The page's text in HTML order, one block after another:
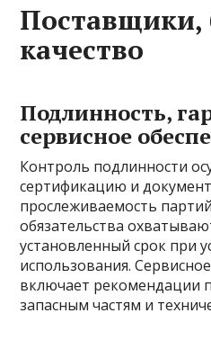
Поставщики,
качество
Подлинность,
сервисное
Контроль подлинности
сертификацию и
прослеживаемость
обязательства
установленный срок при
использования.
включает рекомендации
запасным частям и